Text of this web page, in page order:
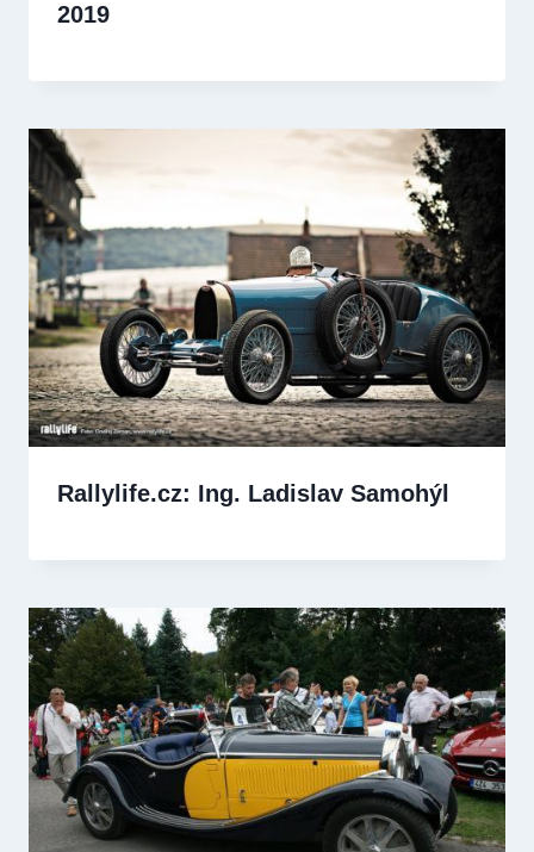
2019
Rallylife.cz: Ing. Ladislav Samohýl